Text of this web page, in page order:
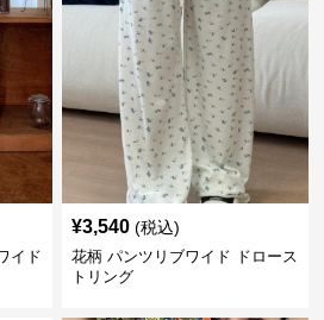
イド
¥3,540 (税込)
花柄 パンツリブワイド ドロース
トリング